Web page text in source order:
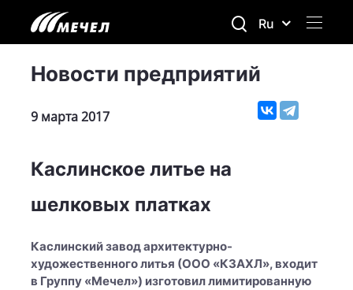
Ru
Новости предприятий
9 марта 2017
Каслинское литье на
шелковых платках
Каслинский завод архитектурно-
художественного литья (ООО «КЗАХЛ», входит
в Группу «Мечел») изготовил лимитированную